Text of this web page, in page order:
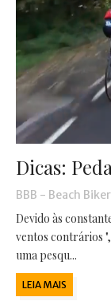
Dicas:
BBB - Beach
Devido às
ventos contrários
uma pesqu...
LEIA MAIS